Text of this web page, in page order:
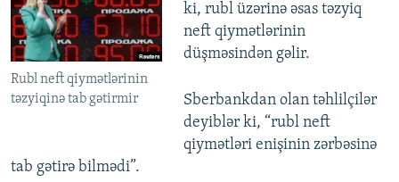
Rubl neft qiymətlərinin
təzyiqinə tab gətirmir
ki, rubl üzərinə əsas təzyiq
neft qiymətlərinin
düşməsindən gəlir.
Sberbankdan olan təhlilçilər
deyiblər ki, “rubl neft
qiymətləri enişinin zərbəsinə
tab gətirə bilmədi”.